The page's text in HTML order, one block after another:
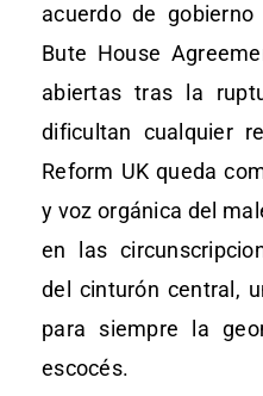
acuerdo de
Bute House
abiertas tras la
dificultan cualquier
Reform UK queda
y voz orgánica del
en las
del cinturón central,
para siempre la
escocés.